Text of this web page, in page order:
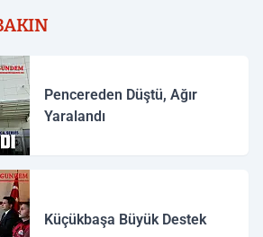
Pencereden Düştü, Ağır
Yaralandı
Küçükbaşa Büyük Destek